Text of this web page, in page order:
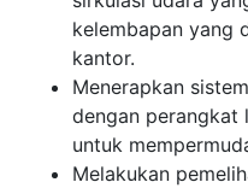
kelembapan yang
kantor.
Menerapkan
dengan perangkat
untuk
Melakukan